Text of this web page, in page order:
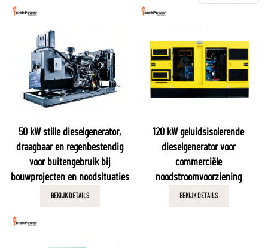
50 kW stille dieselgenerator,
draagbaar en regenbestendig
voor buitengebruik bij
bouwprojecten en noodsituaties
BEKIJK DETAILS
120 kW geluidsisolerende
dieselgenerator voor
commerciële
noodstroomvoorziening
BEKIJK DETAILS